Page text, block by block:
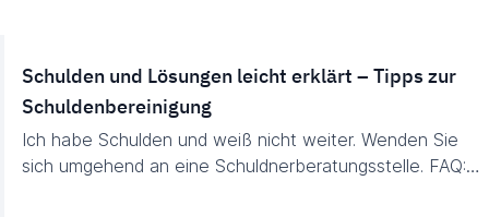
Schulden und Lösungen leicht erklärt – Tipps zur
Schuldenbereinigung
Ich habe Schulden und weiß nicht weiter. Wenden Sie
sich umgehend an eine Schuldnerberatungsstelle. FAQ:…